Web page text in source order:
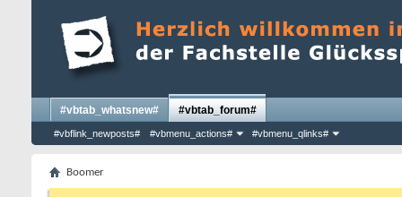
#vbtab_whatsnew# #vbtab_forum#
#vbflink_newposts# #vbmenu_actions# #vbmenu_qlinks#
Boomer